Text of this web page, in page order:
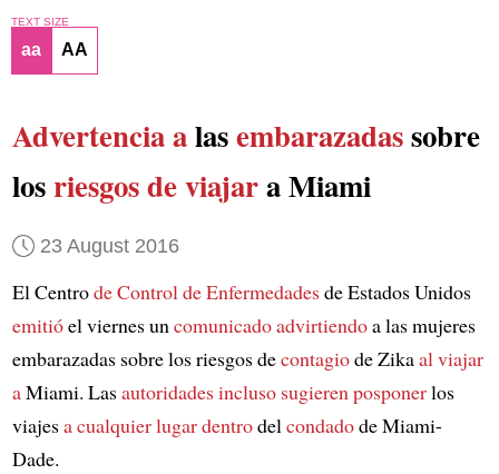
TEXT SIZE
aa AA
Advertencia alasembarazadassobre
losriesgos de viajara Miami
23 August 2016
El Centrode Control de Enfermedadesde Estados Unidos
emitióel viernes uncomunicado advirtiendoa las mujeres
embarazadas sobre los riesgos decontagiode Zikaal viajar
aMiami. Lasautoridadesincluso sugieren posponerlos
viajesa cualquier lugar dentrodelcondadode Miami-
Dade.